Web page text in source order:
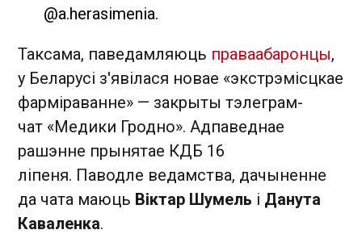
@a.herasimenia.
Таксама, паведамляюць праваабаронцы,
у Беларусі з'явілася новае «экстрэмісцкае
фарміраванне» — закрыты тэлеграм-
чат «Медики Гродно». Адпаведнае
рашэнне прынятае КДБ 16
ліпеня. Паводле ведамства, дачыненне
да чата маюць Віктар Шумель і Данута
Каваленка.